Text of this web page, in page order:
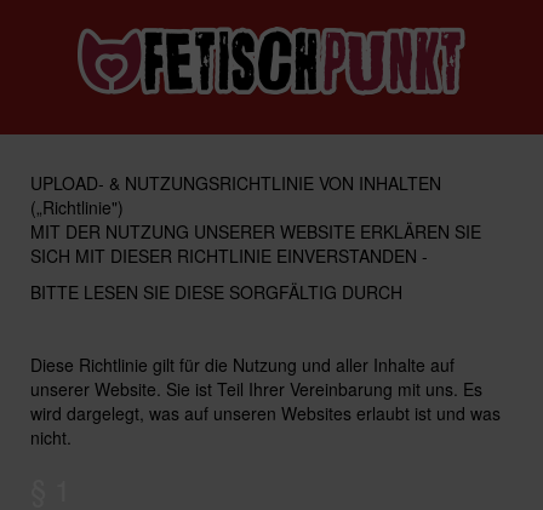
UPLOAD- & NUTZUNGSRICHTLINIE VON INHALTEN
(„Richtlinie")
MIT DER NUTZUNG UNSERER WEBSITE ERKLÄREN SIE
SICH MIT DIESER RICHTLINIE EINVERSTANDEN -
BITTE LESEN SIE DIESE SORGFÄLTIG DURCH
Diese Richtlinie gilt für die Nutzung und aller Inhalte auf
unserer Website. Sie ist Teil Ihrer Vereinbarung mit uns. Es
wird dargelegt, was auf unseren Websites erlaubt ist und was
nicht.